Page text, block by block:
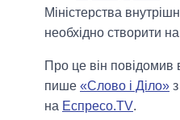
Міністерства
необхідно створити
Про це він повідомив
пише «Слово і Діло»
на Еспресо.TV.